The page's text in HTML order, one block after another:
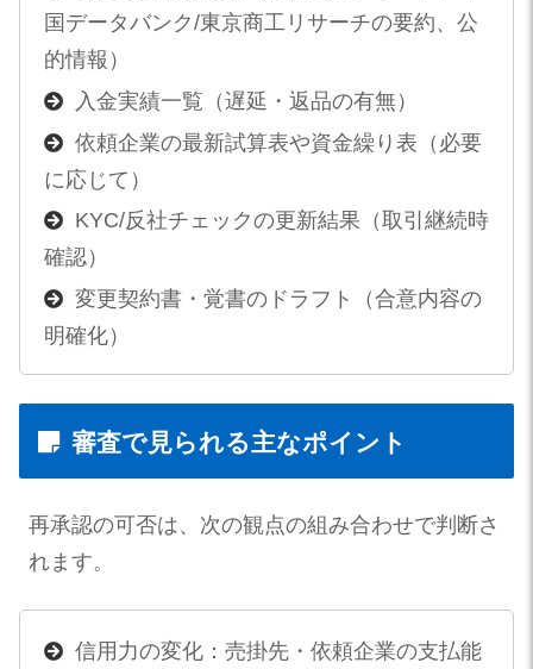
国データバンク/東京商工リサーチの要約、公
的情報）
入金実績一覧（遅延・返品の有無）
依頼企業の最新試算表や資金繰り表（必要
に応じて）
KYC/反社チェックの更新結果（取引継続時
確認）
変更契約書・覚書のドラフト（合意内容の
明確化）
審査で見られる主なポイント
再承認の可否は、次の観点の組み合わせで判断さ
れます。
信用力の変化：売掛先・依頼企業の支払能